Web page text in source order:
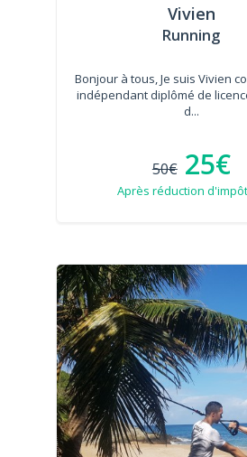
Vivien
Running
Bonjour à tous, Je suis Vivien
indépendant diplômé de
d...
50€ 25€
Après réduction